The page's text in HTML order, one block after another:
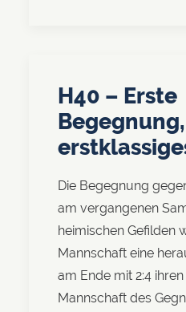
H40 – Erste
Begegnung,
Die Begegnung
am vergangenen
heimischen Gefilden
Mannschaft eine
am Ende mit 2:4
Mannschaft des